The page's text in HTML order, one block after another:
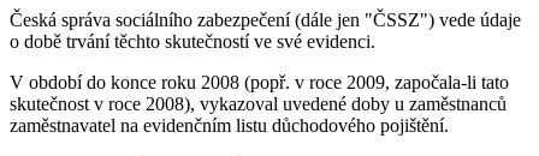
Česká správa sociálního zabezpečení (dále jen "ČSSZ") vede údaje
o době trvání těchto skutečností ve své evidenci.
V období do konce roku 2008 (popř. v roce 2009, započala-li tato
skutečnost v roce 2008), vykazoval uvedené doby u zaměstnanců
zaměstnavatel na evidenčním listu důchodového pojištění.